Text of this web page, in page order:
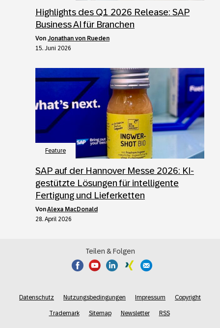
Highlights des Q1 2026 Release: SAP
Business AI für Branchen
von Jonathan von Rueden
15. Juni 2026
Feature
SAP auf der Hannover Messe 2026: KI-
gestützte Lösungen für intelligente
Fertigung und Lieferketten
vonAlexa MacDonald
28. April 2026
Teilen & Folgen
Datenschutz Nutzungsbedingungen Impressum Copyright
Trademark Sitemap Newsletter RSS